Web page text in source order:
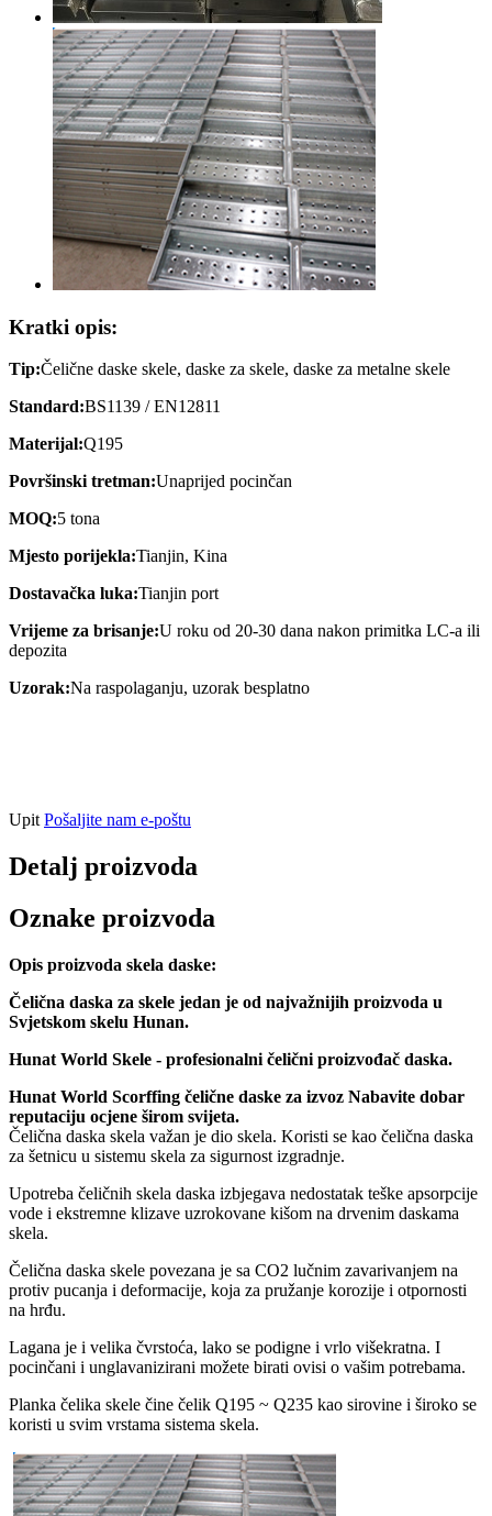
Kratki opis:
Tip:Čelične daske skele, daske za skele, daske za metalne skele
Standard:BS1139 / EN12811
Materijal:Q195
Površinski tretman:Unaprijed pocinčan
MOQ:5 tona
Mjesto porijekla:Tianjin, Kina
Dostavačka luka:Tianjin port
Vrijeme za brisanje:U roku od 20-30 dana nakon primitka LC-a ili
depozita
Uzorak:Na raspolaganju, uzorak besplatno
Upit Pošaljite nam e-poštu
Detalj proizvoda
Oznake proizvoda
Opis proizvoda skela daske:
Čelična daska za skele jedan je od najvažnijih proizvoda u
Svjetskom skelu Hunan.
Hunat World Skele - profesionalni čelični proizvođač daska.
Hunat World Scorffing čelične daske za izvoz Nabavite dobar
reputaciju ocjene širom svijeta.
Čelična daska skela važan je dio skela. Koristi se kao čelična daska
za šetnicu u sistemu skela za sigurnost izgradnje.
Upotreba čeličnih skela daska izbjegava nedostatak teške apsorpcije
vode i ekstremne klizave uzrokovane kišom na drvenim daskama
skela.
Čelična daska skele povezana je sa CO2 lučnim zavarivanjem na
protiv pucanja i deformacije, koja za pružanje korozije i otpornosti
na hrđu.
Lagana je i velika čvrstoća, lako se podigne i vrlo višekratna. I
pocinčani i unglavanizirani možete birati ovisi o vašim potrebama.
Planka čelika skele čine čelik Q195 ~ Q235 kao sirovine i široko se
koristi u svim vrstama sistema skela.